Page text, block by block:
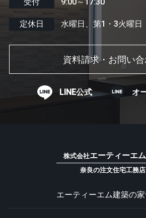
定休日 水曜日、第1・3火曜日
資料請求・お問い
LINE公式 オ
株式会社エーティーエ
奈良の注文住宅工務店
エーティーエム建築の家